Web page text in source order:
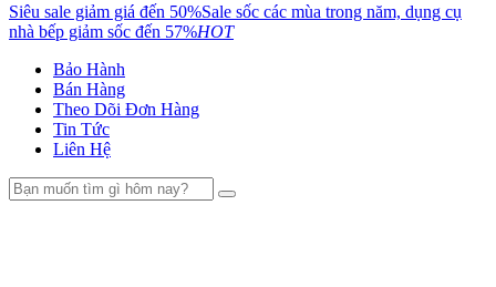
Siêu sale giảm giá đến 50%Sale sốc các mùa trong năm, dụng cụ
nhà bếp giảm sốc đến 57%HOT
Bảo Hành
Bán Hàng
Theo Dõi Đơn Hàng
Tin Tức
Liên Hệ